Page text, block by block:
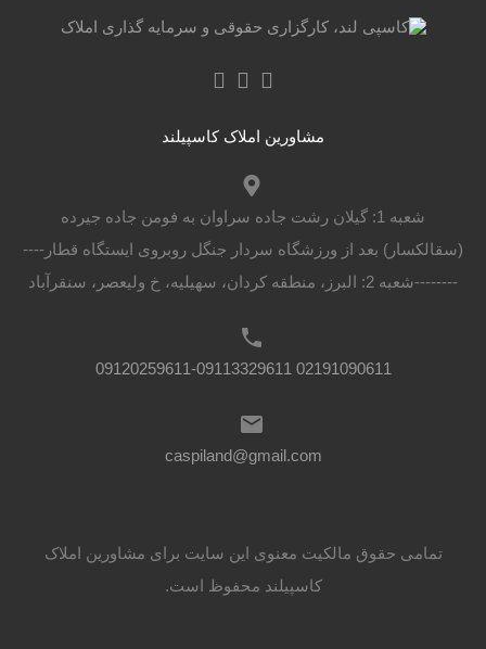
مشاورین املاک کاسپیلند
شعبه 1: گیلان رشت جاده سراوان به فومن جاده جیرده
(سقالکسار) بعد از ورزشگاه سردار جنگل روبروی ایستگاه قطار----
--------شعبه 2: البرز، منطقه کردان، سهیلیه، خ ولیعصر، سنقرآباد
02191090611 09120259611-09113329611
caspiland@gmail.com
تمامی حقوق مالکیت معنوی این ‌سایت برای مشاورین املاک
کاسپیلند محفوظ است.